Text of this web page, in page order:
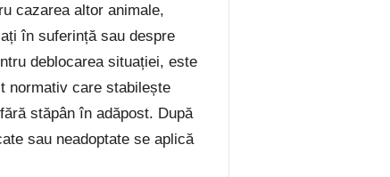
cazarea altor animale,
în suferință sau despre
deblocarea situației, este
normativ care stabilește
stăpân în adăpost. După
sau neadoptate se aplică